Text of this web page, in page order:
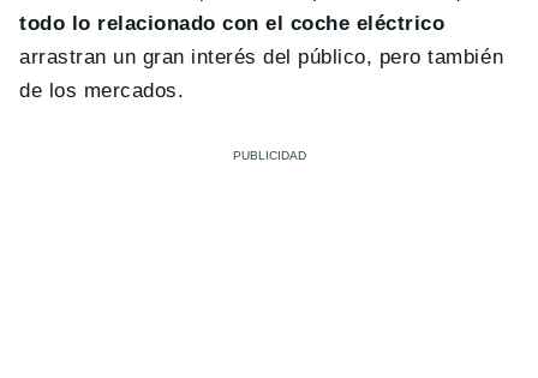
todo lo relacionado con el coche eléctrico
arrastran un gran interés del público, pero también
de los mercados.